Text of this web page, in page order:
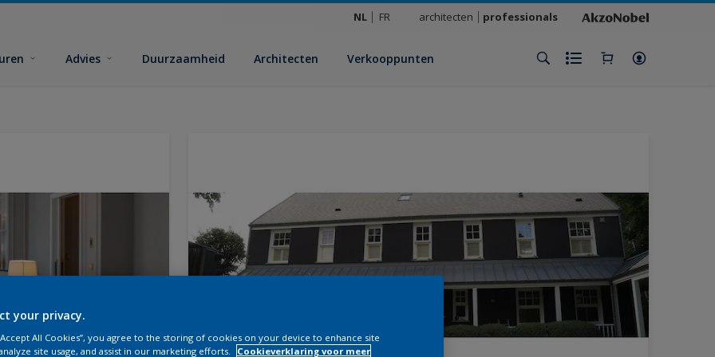
NL FR architecten professionals
Advies Duurzaamheid Architecten Verkooppunten
your privacy.
All Cookies”, you agree to the storing of cookies on your device to enhance site
site usage, and assist in our marketing efforts.
Cookieverklaring voor meer